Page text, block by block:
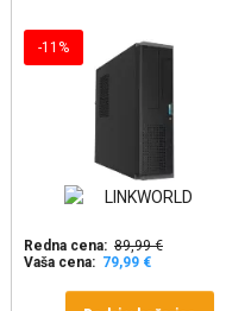
-11%
Redna cena: 89,99 €
Vaša cena: 79,99 €